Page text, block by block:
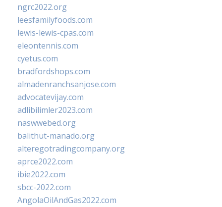
ngrc2022.org
leesfamilyfoods.com
lewis-lewis-cpas.com
eleontennis.com
cyetus.com
bradfordshops.com
almadenranchsanjose.com
advocatevijay.com
adlibilimler2023.com
naswwebed.org
balithut-manado.org
alteregotradingcompany.org
aprce2022.com
ibie2022.com
sbcc-2022.com
AngolaOilAndGas2022.com